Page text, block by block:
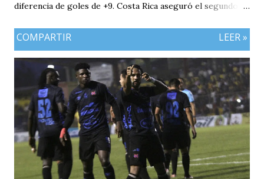
diferencia de goles de +9. Costa Rica aseguró el segundo
tres puntos y diferencia de -1, mientras Antigua y Barbuda
cerró sin sumar. ¿Por qué Guatemala terminó tercera y
dependió de otros resultados? Porque el equipo solo
consiguió imponer condiciones frente al rival más débil del
grupo. En los dos partidos que definían la clasificación fue
superado en posesión, producción ofensiva y generación de
ocasiones de gol. La goleada frente a México terminó
siendo la consecuencia más visible de una diferencia que ya
se había manifestado ante Costa Rica y que obligó a la
COMPARTIR LEER »